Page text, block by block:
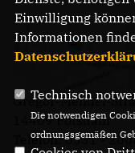
Gregor-Mendel-
14469 Potsdam
Telefon: 0331 -
Einwilligung
Informationen
Technisch
Die notwendigen
ordnungsgemäßen